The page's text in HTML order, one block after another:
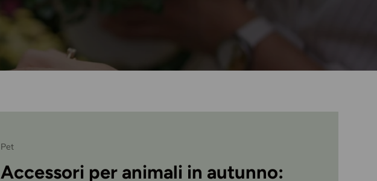
Pet
Accessori per animali in autunno: